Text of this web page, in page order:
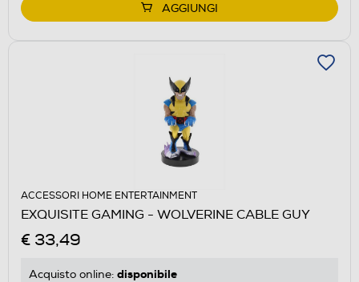
AGGIUNGI
ACCESSORI HOME ENTERTAINMENT
EXQUISITE GAMING - WOLVERINE CABLE GUY
€ 33,49
Acquisto online: disponibile